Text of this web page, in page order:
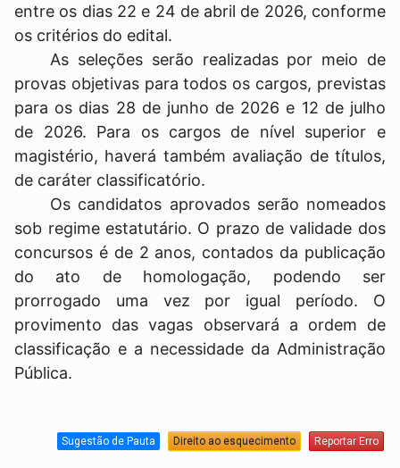
entre os dias 22 e 24 de abril de 2026, conforme
os critérios do edital.
As seleções serão realizadas por meio de
provas objetivas para todos os cargos, previstas
para os dias 28 de junho de 2026 e 12 de julho
de 2026. Para os cargos de nível superior e
magistério, haverá também avaliação de títulos,
de caráter classificatório.
Os candidatos aprovados serão nomeados
sob regime estatutário. O prazo de validade dos
concursos é de 2 anos, contados da publicação
do ato de homologação, podendo ser
prorrogado uma vez por igual período. O
provimento das vagas observará a ordem de
classificação e a necessidade da Administração
Pública.
Sugestão de Pauta Direito ao esquecimento Reportar Erro